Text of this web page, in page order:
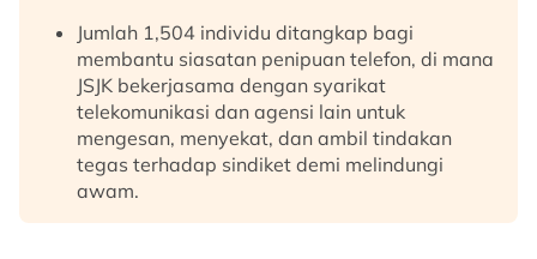
Jumlah 1,504 individu ditangkap bagi
membantu siasatan penipuan telefon, di mana
JSJK bekerjasama dengan syarikat
telekomunikasi dan agensi lain untuk
mengesan, menyekat, dan ambil tindakan
tegas terhadap sindiket demi melindungi
awam.